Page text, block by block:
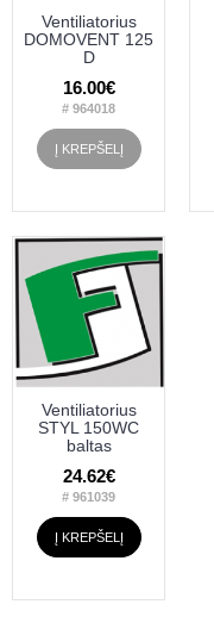
Ventiliatorius
DOMOVENT 125
D
16.00€
# 964018
Į KREPŠELĮ
Ventiliatorius
STYL 150WC
baltas
24.62€
# 961039
Į KREPŠELĮ